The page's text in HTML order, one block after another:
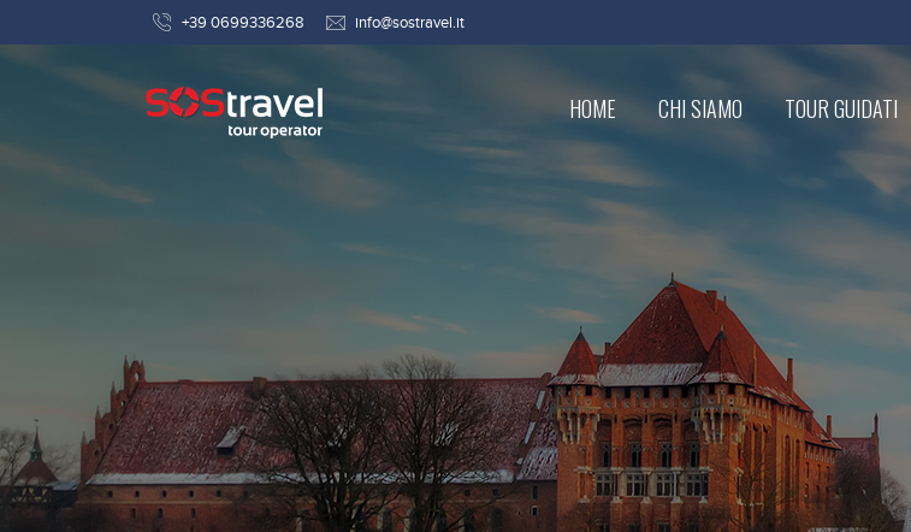
+39 0699336268 info@sostravel.it
HOME CHI SIAMO TOUR GUIDATI